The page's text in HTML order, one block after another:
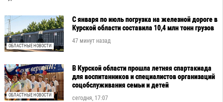
ОБЛАСТНЫЕ НОВОСТИ
С января по июль погрузка на железной дороге в
Курской области составила 10,4 млн тонн грузов
47 минут назад
ОБЛАСТНЫЕ НОВОСТИ
В Курской области прошла летняя спартакиада
для воспитанников и специалистов организаций
соцобслуживания семьи и детей
сегодня, 17:07